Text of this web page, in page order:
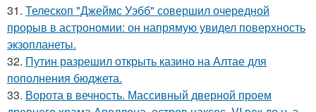
31. Телескоп "Джеймс Уэбб" совершил очередной
прорыв в астрономии: он напрямую увидел поверхность
экзопланеты.
32. Путин разрешил открыть казино на Алтае для
пополнения бюджета.
33. Ворота в вечность. Массивный дверной проем